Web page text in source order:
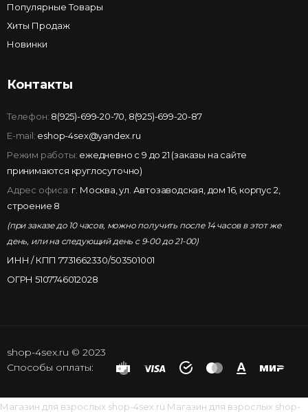
Популярные Товары
Хиты Продаж
Новинки
Контакты
Телефон: 8(925)-699-20-70 8(925)-699-20-87
E-mail: eshop-4sex@yandex.ru
Режим работы: ежедневно с 9 до 21 (заказы на сайте
принимаются круглосуточно)
Адрес офиса: г. Москва, ул. Автозаводская, дом 16, корпус 2,
строение 8
(при заказе до 10 часов, можно получить после 14 часов в этот же
день, или на следующий день с 9-00 до 21-00)
ИНН / КПП 7731662330/503501001
ОГРН 5107746012028
shop-4sex.ru © 2023
Способы оплаты:
Магазин для взрослых shop-4sex.ru Магазин для взрослых shop-